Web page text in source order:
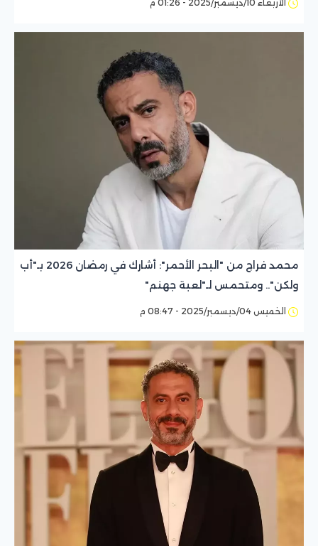
الأربعاء 10/ديسمبر/2025 - 01:26 م
محمد فراج من "البحر الأحمر": أشارك في رمضان 2026 بـ"أب
ولكن".. ومتحمس لـ"لعبة جهنم"
الخميس 04/ديسمبر/2025 - 08:47 م